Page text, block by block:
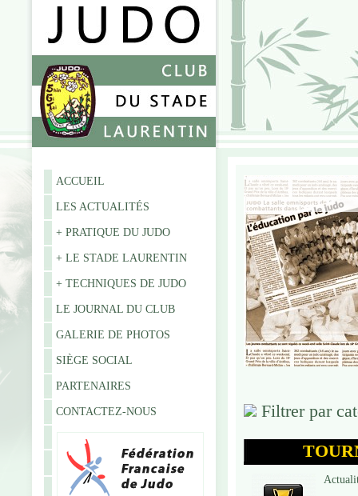
ACCUEIL
LES ACTUALITÉS
+ PRATIQUE DU JUDO
+ LE STADE LAURENTIN
+ TECHNIQUES DE JUDO
LE JOURNAL DU CLUB
GALERIE DE PHOTOS
SIÈGE SOCIAL
PARTENAIRES
CONTACTEZ-NOUS Filtrer par